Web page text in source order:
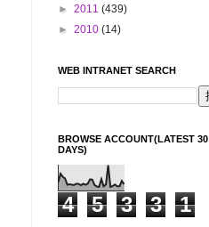
► 2011 (439)
► 2010 (14)
WEB INTRANET SEARCH
BROWSE ACCOUNT(LATEST 30
DAYS)
4 5 3 3 1